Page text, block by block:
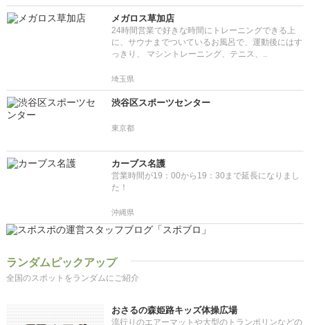
メガロス草加店
24時間営業で好きな時間にトレーニングできる上
に、サウナまでついているお風呂で、運動後にはす
っきり、 マシントレーニング、テニス、..
埼玉県
渋谷区スポーツセンター
東京都
カーブス名護
営業時間が19：00から19：30まで延長になりまし
た！
沖縄県
ランダムピックアップ
全国のスポットをランダムにご紹介
おさるの森姫路キッズ体操広場
流行りのエアーマットや大型のトランポリンなどの